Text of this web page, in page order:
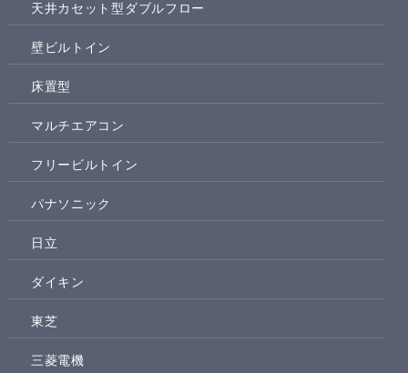
天井カセット型ダブルフロー
壁ビルトイン
床置型
マルチエアコン
フリービルトイン
パナソニック
日立
ダイキン
東芝
三菱電機